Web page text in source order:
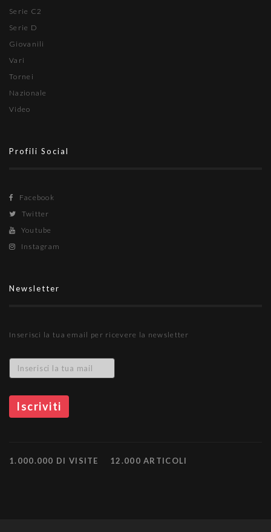
Serie C2
Serie D
Giovanili
Vari
Tornei
Nazionale
Video
Profili Social
Facebook
Twitter
Youtube
Instagram
Newsletter
Inserisci la tua email per ricevere la newsletter
1.000.000 DI VISITE 12.000 ARTICOLI